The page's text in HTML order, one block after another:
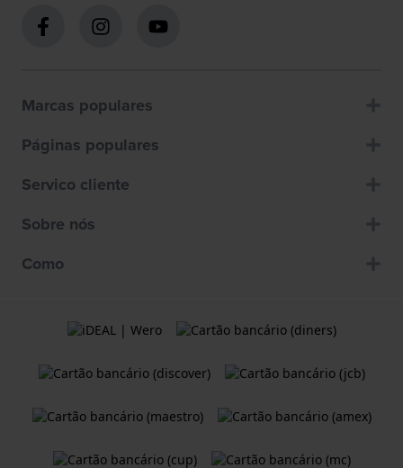
Marcas populares
Páginas populares
Servico cliente
Sobre nós
Como